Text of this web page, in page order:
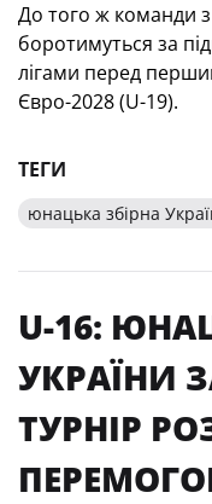
До того ж команди з
боротимуться за
лігами перед
Євро-2028 (U-19).
ТЕГИ
юнацька збірна
U-16:
УКРАЇНИ
ТУРНІР